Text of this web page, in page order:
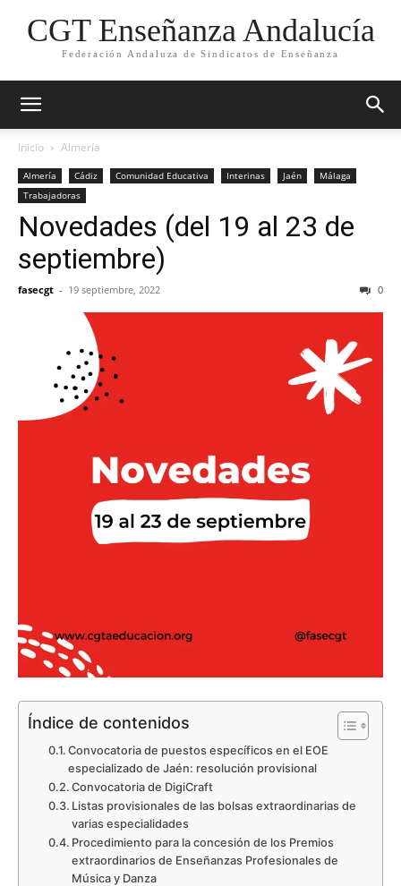
CGT Enseñanza Andalucía
Federación Andaluza de Sindicatos de Enseñanza
Inicio Almería
Almería Cádiz Comunidad Educativa Interinas Jaén
Málaga
Trabajadoras
Novedades (del 19 al 23 de
septiembre)
fasecgt - 19 septiembre, 2022 0
Índice de contenidos
Convocatoria de puestos específicos en el EOE
especializado de Jaén: resolución provisional
Convocatoria de DigiCraft
Listas provisionales de las bolsas extraordinarias de
varias especialidades
Procedimiento para la concesión de los Premios
extraordinarios de Enseñanzas Profesionales de
Música y Danza